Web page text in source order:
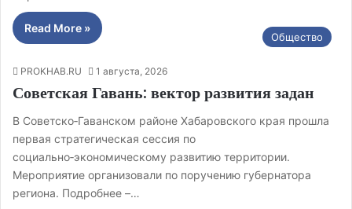
Read More »
Общество
PROKHAB.RU 1 августа, 2026
Советская Гавань: вектор развития задан
В Советско‑Гаванском районе Хабаровского края прошла
первая стратегическая сессия по
социально‑экономическому развитию территории.
Мероприятие организовали по поручению губернатора
региона. Подробнее –…